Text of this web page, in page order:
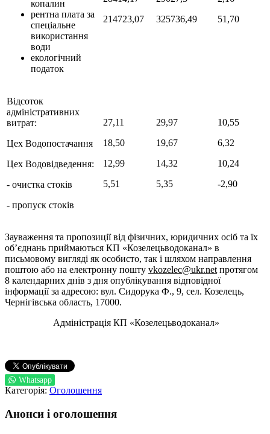
копалин
рентна плата за
спеціальне
використання
води
екологічний
податок
214723,07
325736,49
51,70
Відсоток
адміністративних
витрат:
Цех Водопостачання
Цех Водовідведення:
- очистка стоків
- пропуск стоків
27,11
18,50
12,99
5,51
29,97
19,67
14,32
5,35
10,55
6,32
10,24
-2,90
Зауваження та пропозиції від фізичних, юридичних осіб та їх
об’єднань приймаються КП «Козелецьводоканал» в
письмовому вигляді як особисто, так і шляхом направлення
поштою або на електронну пошту vkozelec@ukr.net протягом
8 календарних днів з дня опублікування відповідної
інформації за адресою: вул. Сидорука Ф., 9, сел. Козелець,
Чернігівська область, 17000.
Адміністрація КП «Козелецьводоканал»
Whatsapp
Категорія: Оголошення
Анонси і оголошення